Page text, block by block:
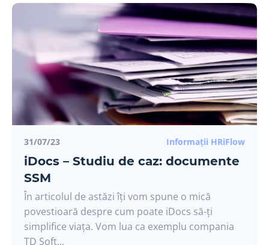
31/07/23 Informații HRiFlow
iDocs – Studiu de caz: documente
SSM
În articolul de astăzi îți vom spune o mică
povestioară despre cum poate iDocs să-ți
simplifice viața. Vom lua ca exemplu compania
TD Soft...